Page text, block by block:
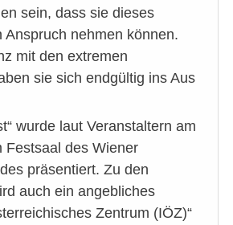
sein, dass sie dieses
Anspruch nehmen können.
mit den extremen
sie sich endgültig ins Aus
wurde laut Veranstaltern am
Festsaal des Wiener
präsentiert. Zu den
auch ein angebliches
Zentrum (IÖZ)“